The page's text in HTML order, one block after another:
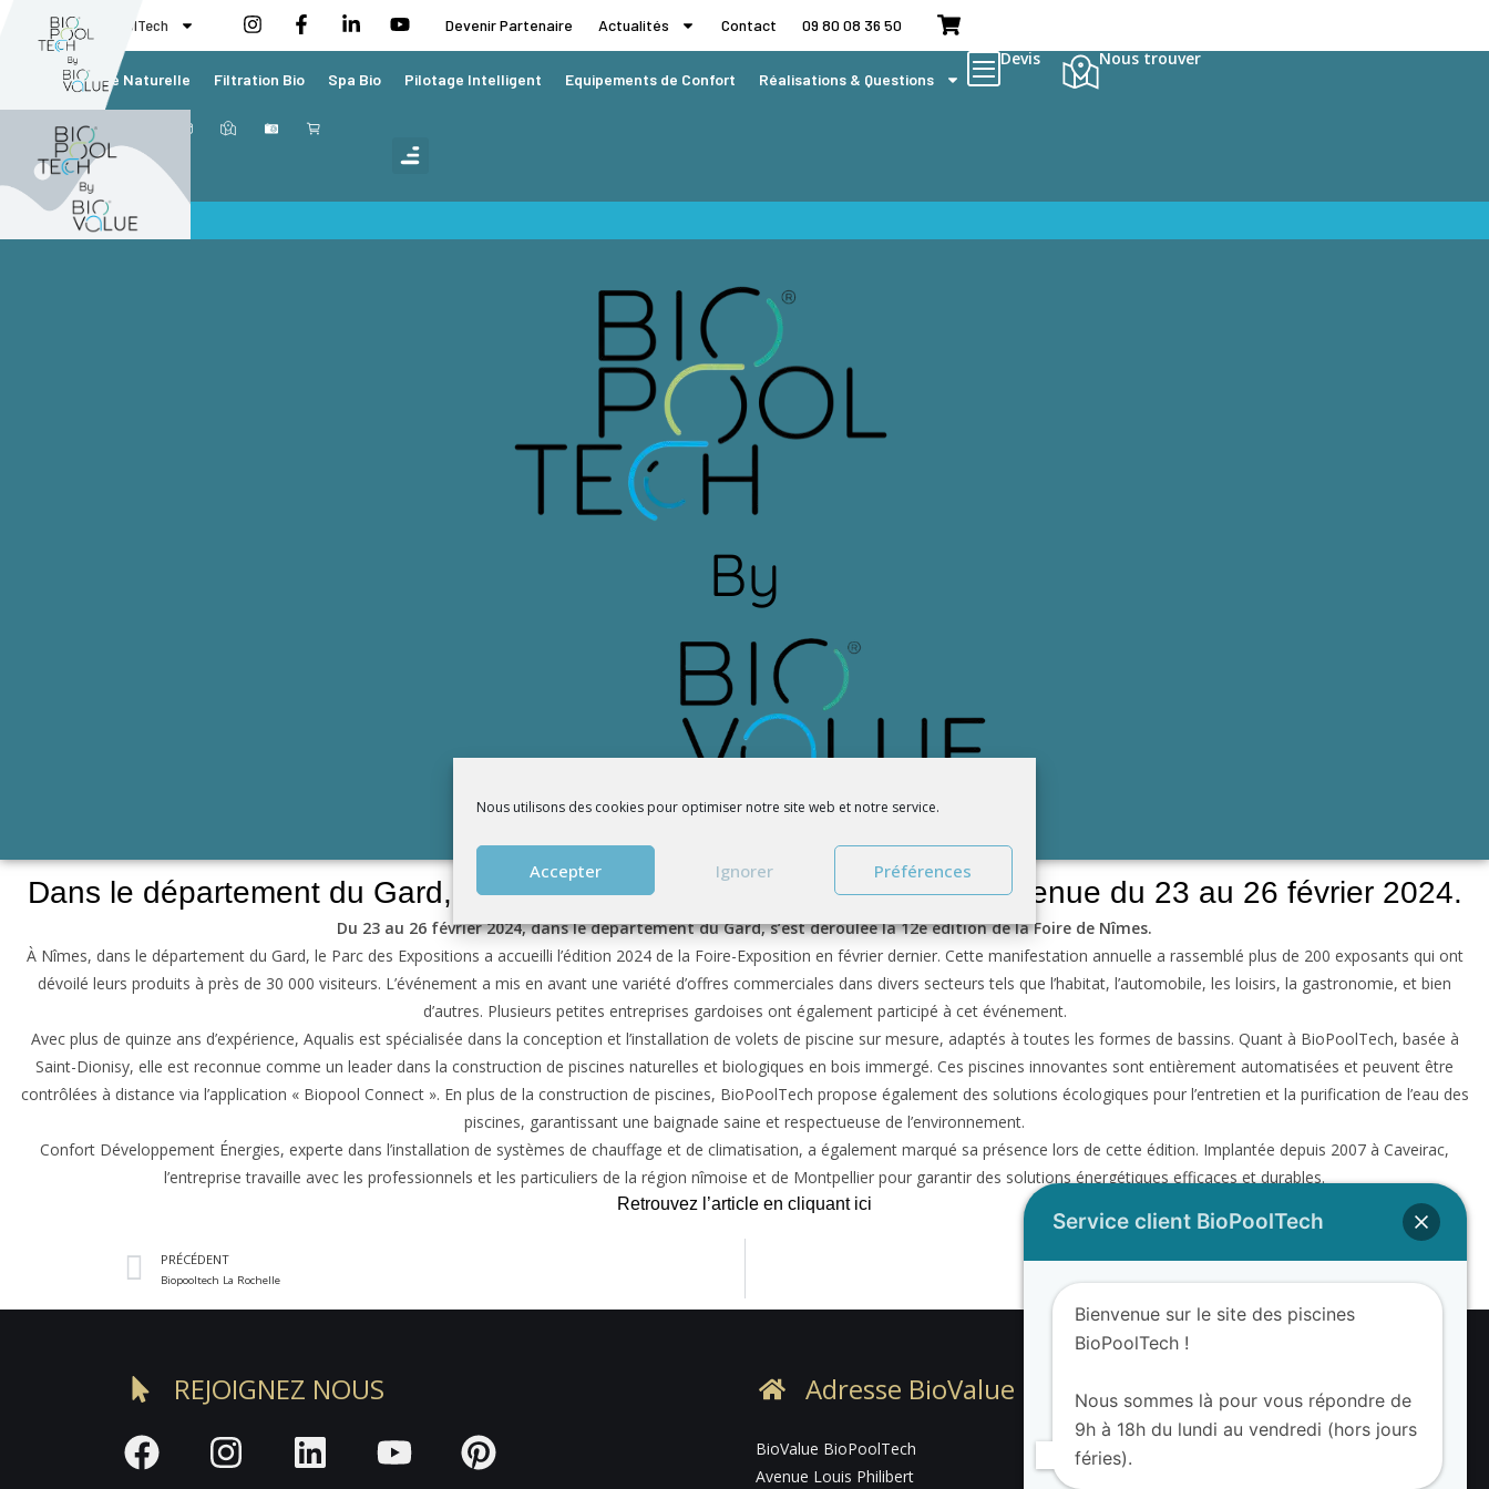
Nous utilisons des cookies pour optimiser notre site web et notre service.
Accepter Ignorer Préférences
BioValue BioPoolTech Devenir Partenaire Actualités Contact 09 80 08 36 50
Piscine Naturelle Filtration Bio Spa Bio Pilotage Intelligent Equipements de Confort Réalisations & Questions
Devis Nous trouver
Dans le département du Gard, la 12e édition de la foire de Nîmes s’est tenue du 23 au 26 février 2024.
Du 23 au 26 février 2024, dans le département du Gard, s’est déroulée la 12e édition de la Foire de Nîmes.
À Nîmes, dans le département du Gard, le Parc des Expositions a accueilli l’édition 2024 de la Foire-Exposition en février dernier. Cette manifestation annuelle a rassemblé plus de 200 exposants qui ont
dévoilé leurs produits à près de 30 000 visiteurs. L’événement a mis en avant une variété d’offres commerciales dans divers secteurs tels que l’habitat, l’automobile, les loisirs, la gastronomie, et bien
d’autres. Plusieurs petites entreprises gardoises ont également participé à cet événement.
Avec plus de quinze ans d’expérience, Aqualis est spécialisée dans la conception et l’installation de volets de piscine sur mesure, adaptés à toutes les formes de bassins. Quant à BioPoolTech, basée à
Saint-Dionisy, elle est reconnue comme un leader dans la construction de piscines naturelles et biologiques en bois immergé. Ces piscines innovantes sont entièrement automatisées et peuvent être
contrôlées à distance via l’application « Biopool Connect ». En plus de la construction de piscines, BioPoolTech propose également des solutions écologiques pour l’entretien et la purification de l’eau des
piscines, garantissant une baignade saine et respectueuse de l’environnement.
Confort Développement Énergies, experte dans l’installation de systèmes de chauffage et de climatisation, a également marqué sa présence lors de cette édition. Implantée depuis 2007 à Caveirac,
l’entreprise travaille avec les professionnels et les particuliers de la région nîmoise et de Montpellier pour garantir des solutions énergétiques efficaces et durables.
Retrouvez l’article en cliquant ici
PRÉCÉDENT
Biopooltech La Rochelle
SUIVANT
BioValue BioPoolTech au Salon Garden Festival
REJOIGNEZ NOUS Adresse BioValue BioPoolTech
BioValue BioPoolTech
Avenue Louis Philibert
Service client BioPoolTech
Bienvenue sur le site des piscines
BioPoolTech !
Nous sommes là pour vous répondre de
9h à 18h du lundi au vendredi (hors jours
féries).